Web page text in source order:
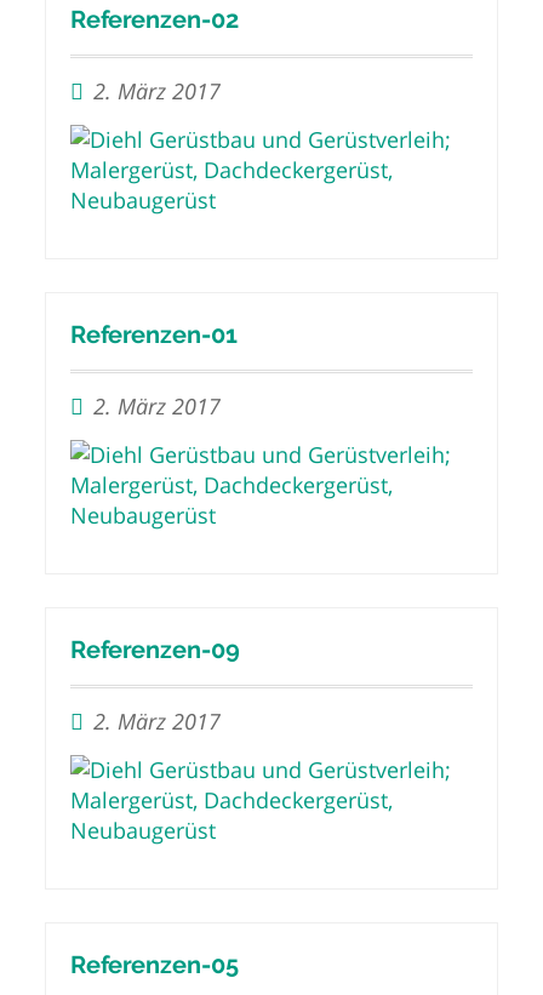
Referenzen-02
2. März 2017
Referenzen-01
2. März 2017
Referenzen-09
2. März 2017
Referenzen-05